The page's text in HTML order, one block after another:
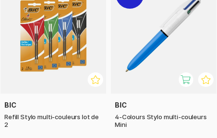
BIC
Refill Stylo multi-couleurs lot de
2
BIC
4-Colours Stylo multi-couleurs
Mini